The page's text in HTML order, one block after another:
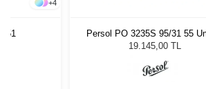
+4
Persol PO 3235S 95/31 55
Güneş Gözlüğü
19.145,00 TL